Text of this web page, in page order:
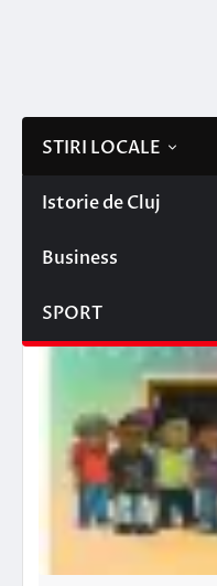
STIRI LOCALE
Istorie de Cluj
Business
SPORT
Etichetă: